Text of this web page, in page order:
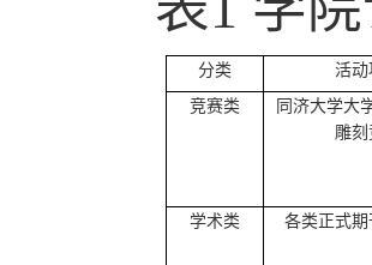
分类
活动
竞赛类
同济大学大
雕刻
学术类 各类正式